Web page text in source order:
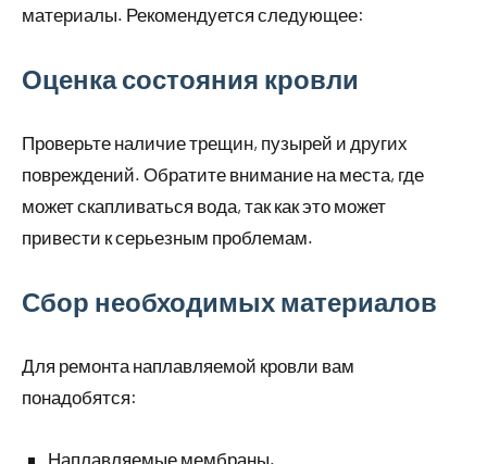
материалы. Рекомендуется следующее:
Оценка состояния кровли
Проверьте наличие трещин, пузырей и других
повреждений. Обратите внимание на места, где
может скапливаться вода, так как это может
привести к серьезным проблемам.
Сбор необходимых материалов
Для ремонта наплавляемой кровли вам
понадобятся:
Наплавляемые мембраны.